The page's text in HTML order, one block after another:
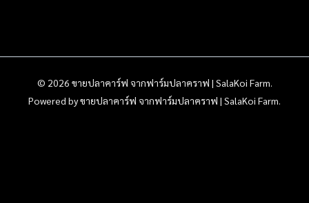
© 2026 ขายปลาคาร์ฟ จากฟาร์มปลาคราฟ | SalaKoi Farm.
Powered by ขายปลาคาร์ฟ จากฟาร์มปลาคราฟ | SalaKoi Farm.